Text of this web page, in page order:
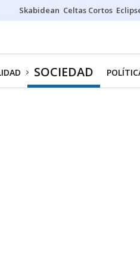
Skabidean Celtas Cortos
SOCIEDAD